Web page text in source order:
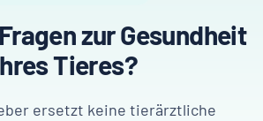
zur Gesundheit
Tieres?
ersetzt keine tierärztliche